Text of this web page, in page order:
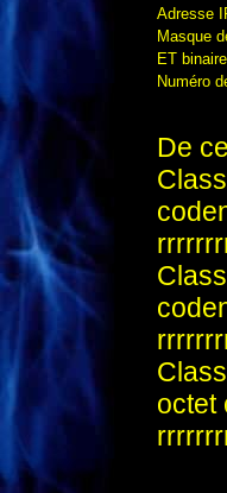
Adresse
Masque
ET binaire
Numéro
De
octet